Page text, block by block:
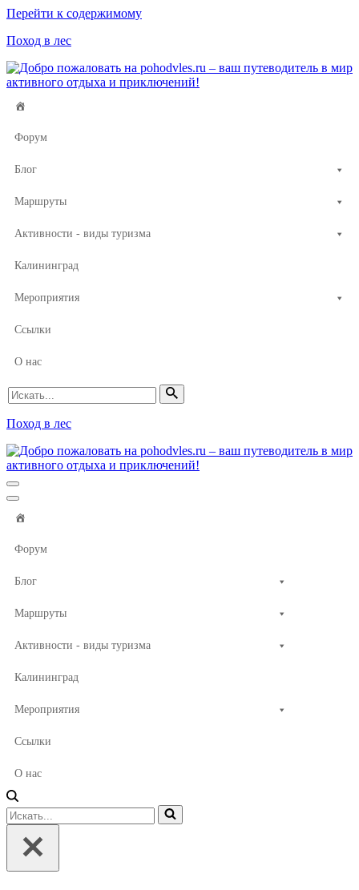
Перейти к содержимому
Поход в лес
Форум
Блог
Маршруты
Активности - виды туризма
Калининград
Мероприятия
Ссылки
О нас
Искать...
Поход в лес
Меню
навигации
Меню
навигации
Форум
Блог
Маршруты
Активности - виды туризма
Калининград
Мероприятия
Ссылки
О нас
Искать...